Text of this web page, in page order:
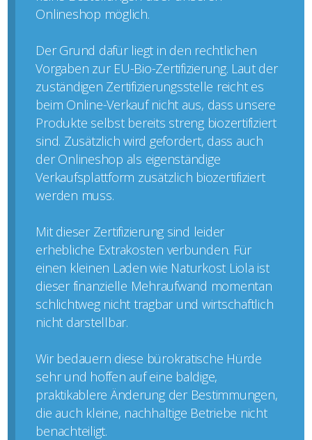
Onlineshop möglich.
Der Grund dafür liegt in den rechtlichen
Vorgaben zur EU-Bio-Zertifizierung. Laut der
zuständigen Zertifizierungsstelle reicht es
beim Online-Verkauf nicht aus, dass unsere
Produkte selbst bereits streng biozertifiziert
sind. Zusätzlich wird gefordert, dass auch
der Onlineshop als eigenständige
Verkaufsplattform zusätzlich biozertifiziert
werden muss.
Mit dieser Zertifizierung sind leider
erhebliche Extrakosten verbunden. Für
einen kleinen Laden wie Naturkost Liola ist
dieser finanzielle Mehraufwand momentan
schlichtweg nicht tragbar und wirtschaftlich
nicht darstellbar.
Wir bedauern diese bürokratische Hürde
sehr und hoffen auf eine baldige,
praktikablere Änderung der Bestimmungen,
die auch kleine, nachhaltige Betriebe nicht
benachteiligt.